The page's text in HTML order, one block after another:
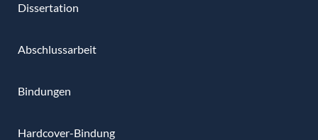
Dissertation
Abschlussarbeit
Bindungen
Hardcover-Bindung